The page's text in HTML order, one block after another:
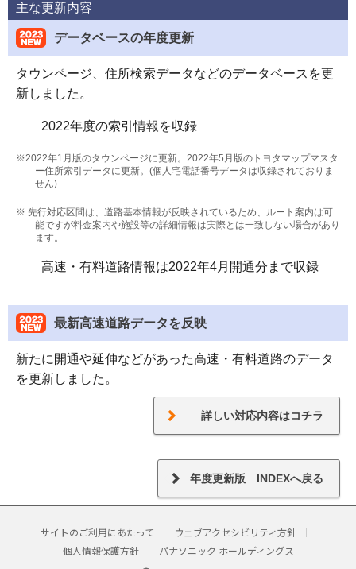
主な更新内容
データベースの年度更新
タウンページ、住所検索データなどのデータベースを更
新しました。
2022年度の索引情報を収録
※2022年1月版のタウンページに更新。2022年5月版のトヨタマップマスタ
ー住所索引データに更新。(個人宅電話番号データは収録されておりま
せん)
※ 先行対応区間は、道路基本情報が反映されているため、ルート案内は可
能ですが料金案内や施設等の詳細情報は実際とは一致しない場合があり
ます。
高速・有料道路情報は2022年4月開通分まで収録
最新高速道路データを反映
新たに開通や延伸などがあった高速・有料道路のデータ
を更新しました。
詳しい対応内容はコチラ
年度更新版 INDEXへ戻る
サイトのご利用にあたって
ウェブアクセシビリティ方針
個人情報保護方針
パナソニック ホールディングス